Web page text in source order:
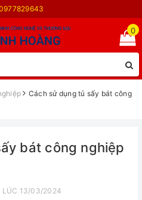
0
Cách sử dụng tủ sấy bát công
bát công nghiệp
LÚC 13/03/2024